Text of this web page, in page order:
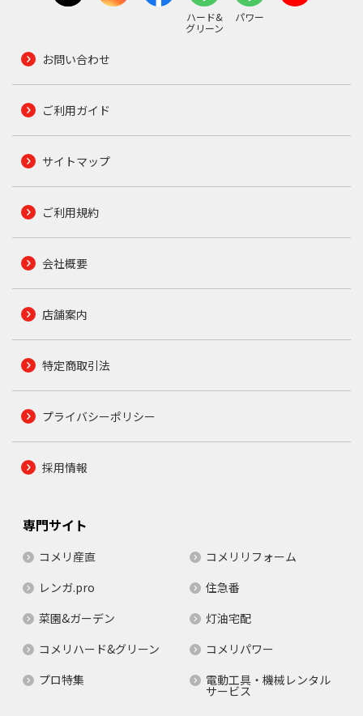
ハード&
グリーン
パワー
お問い合わせ
ご利用ガイド
サイトマップ
ご利用規約
会社概要
店舗案内
特定商取引法
プライバシーポリシー
採用情報
専門サイト
コメリ産直
コメリリフォーム
レンガ.pro
住急番
菜園&ガーデン
灯油宅配
コメリハード&グリーン
コメリパワー
プロ特集
電動工具・機械レンタル
サービス